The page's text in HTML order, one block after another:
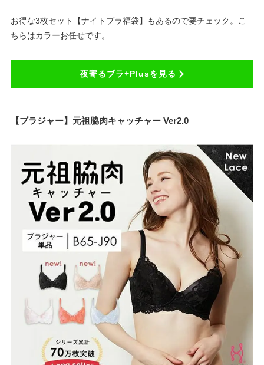
お得な3枚セット【ナイトブラ福袋】もあるので要チェック。こ
ちらはカラーお任せです。
夜寄るブラ+Plusを見る
【ブラジャー】元祖脇肉キャッチャー Ver2.0